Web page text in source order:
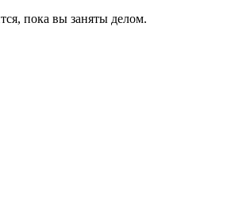
пока вы заняты делом.